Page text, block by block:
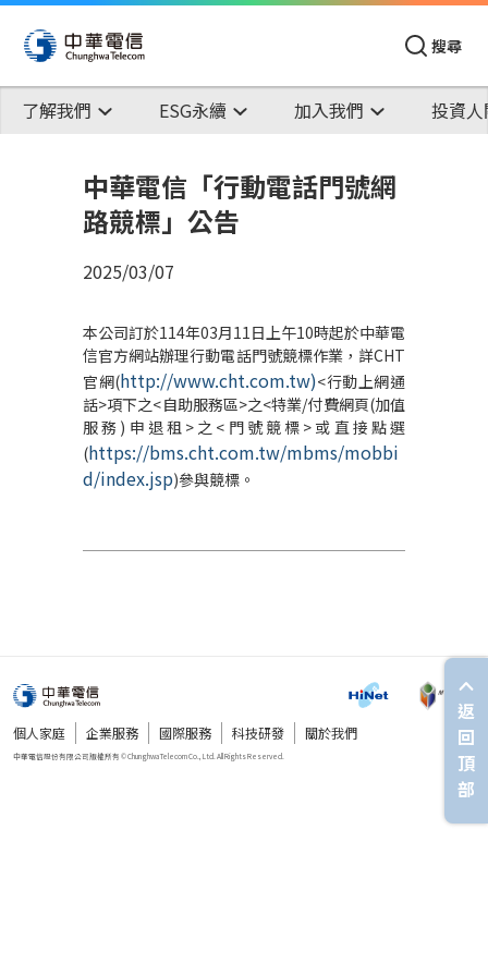
搜尋
了解我們 ESG永續 加入我們 投資
中華電信「行動電話門號網
路競標」公告
2025/03/07
本公司訂於114年03月11日上午10時起於中華電
信官方網站辦理行動電話門號競標作業，詳CHT
官網(http://www.cht.com.tw)<行動上網通
話>項下之<自助服務區>之<特業/付費網頁(加值
服務)申退租>之<門號競標>或直接點選
(https://bms.cht.com.tw/mbms/mobbi
d/index.jsp)參與競標。
個人家庭 企業服務 國際服務 科技研發 關於我們
返
回
頂
部